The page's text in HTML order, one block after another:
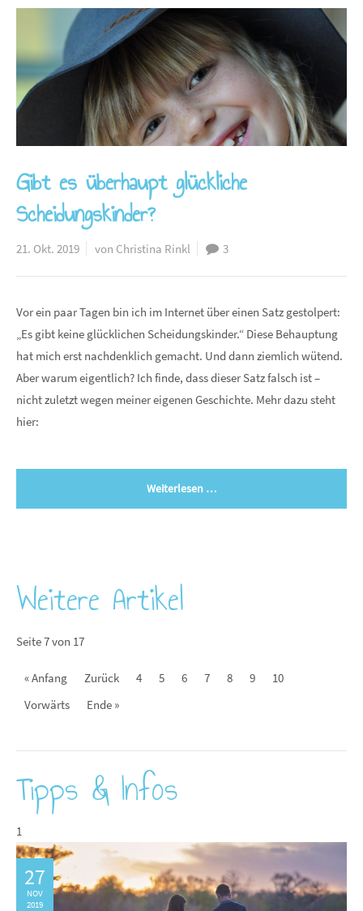
Gibt es überhaupt glückliche
Scheidungskinder?
21. Okt. 2019 von Christina Rinkl 3
Vor ein paar Tagen bin ich im Internet über einen Satz gestolpert:
„Es gibt keine glücklichen Scheidungskinder.“ Diese Behauptung
hat mich erst nachdenklich gemacht. Und dann ziemlich wütend.
Aber warum eigentlich? Ich finde, dass dieser Satz falsch ist –
nicht zuletzt wegen meiner eigenen Geschichte. Mehr dazu steht
hier:
Weiterlesen …
Weitere Artikel
Seite 7 von 17
« Anfang Zurück 4 5 6 7 8 9
10
Vorwärts
Ende »
Tipps & Infos
1
27
NOV
2019